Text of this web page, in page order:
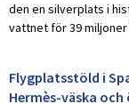
den en silverplats i
vattnet för 39
Flygplatsstöld i
Hermès-väska